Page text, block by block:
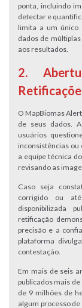
ponta, incluindo
detectar e
limita a um único
dados de
aos resultados.
2.
O MapBiomas
de seus dados.
usuários
inconsistências
a equipe técnica
revisando as
Caso seja
corrigido ou
disponibilizada
retificação
precisão e a
plataforma
contestação.
Em mais de seis
publicados mais
de 9 milhões de
algum processo